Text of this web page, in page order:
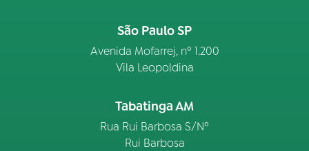
São Paulo SP
Avenida Mofarrej, nº 1.200
Vila Leopoldina
Tabatinga AM
Rua Rui Barbosa S/Nº
Rui Barbosa